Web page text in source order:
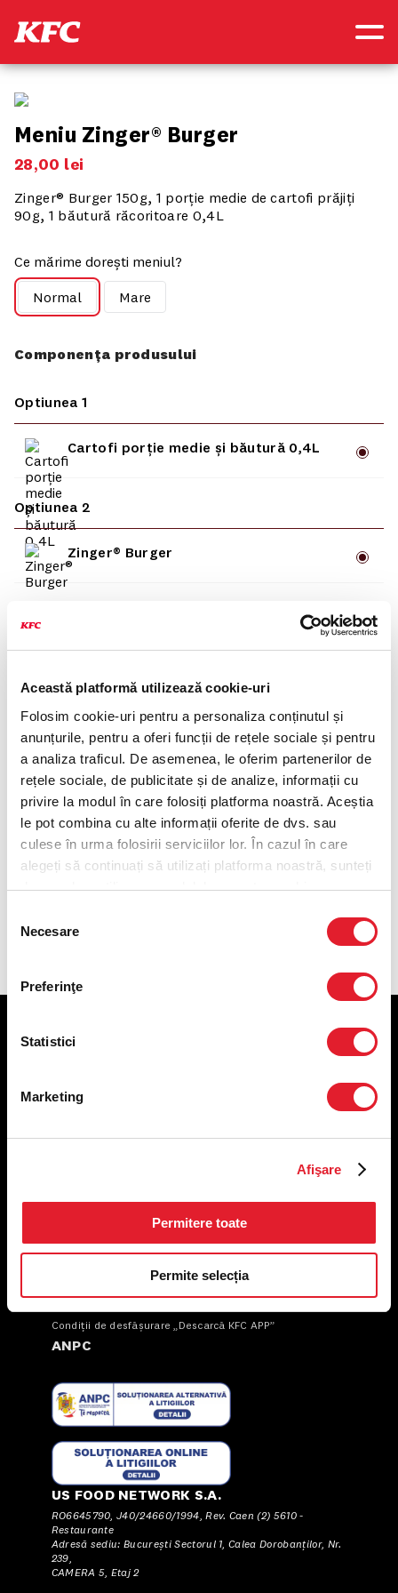
Această platformă utilizează cookie-uri
Folosim cookie-uri pentru a personaliza conținutul și
anunțurile, pentru a oferi funcții de rețele sociale și pentru
a analiza traficul. De asemenea, le oferim partenerilor de
rețele sociale, de publicitate și de analize, informații cu
privire la modul în care folosiți platforma noastră. Aceștia
le pot combina cu alte informații oferite de dvs. sau
culese în urma folosirii serviciilor lor. În cazul în care
alegeți să continuați să utilizați platforma noastră, sunteți
de acord cu utilizarea modulelor noastre cookie.
consimțământului
Necesare
Preferinţe
Statistici
Marketing
Afişare
Permitere toate
Permite selecția
Meniu Zinger® Burger
28,00 lei
Zinger® Burger 150g, 1 porție medie de cartofi prăjiți
90g, 1 băutură răcoritoare 0,4L
Ce mărime dorești meniul?
Normal
Mare
Componența produsului
Optiunea 1
Cartofi porție medie și băutură 0,4L
Optiunea 2
Zinger® Burger
Optiunea 4
Coca-Cola 0,4L
Coca-Cola Zero 0,4L
Sprite 0,4L
KFC
Meniu ridicare
Politica de confidențialitate
Condiții de desfășurare „Descarcă KFC APP”
ANPC
US FOOD NETWORK S.A.
RO6645790, J40/24660/1994, Rev. Caen (2) 5610 -
Restaurante
Adresă sediu: Bucureşti Sectorul 1, Calea Dorobanţilor, Nr.
239,
CAMERA 5, Etaj 2